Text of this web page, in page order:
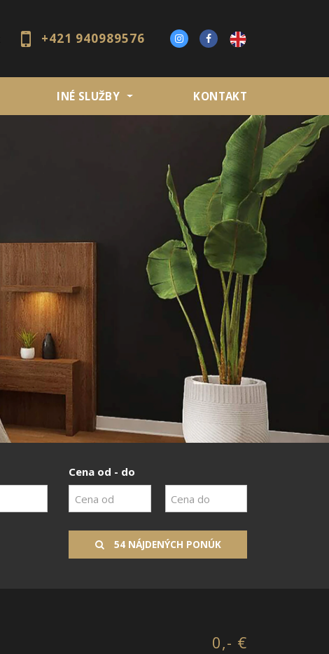
+421 940989576
INÉ SLUŽBY KONTAKT
Cena od - do
54 NÁJDENÝCH PONÚK
0,- €